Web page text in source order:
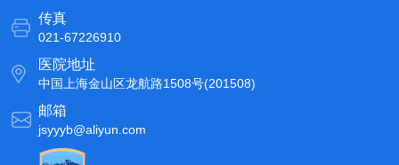
传真
021-67226910
医院地址
中国上海金山区龙航路1508号(201508)
邮箱
jsyyyb@aliyun.com